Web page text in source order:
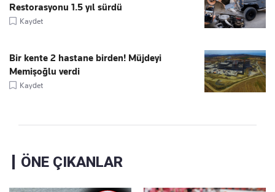
Restorasyonu 1.5 yıl sürdü
Kaydet
Bir kente 2 hastane birden! Müjdeyi
Memişoğlu verdi
Kaydet
ÖNE ÇIKANLAR